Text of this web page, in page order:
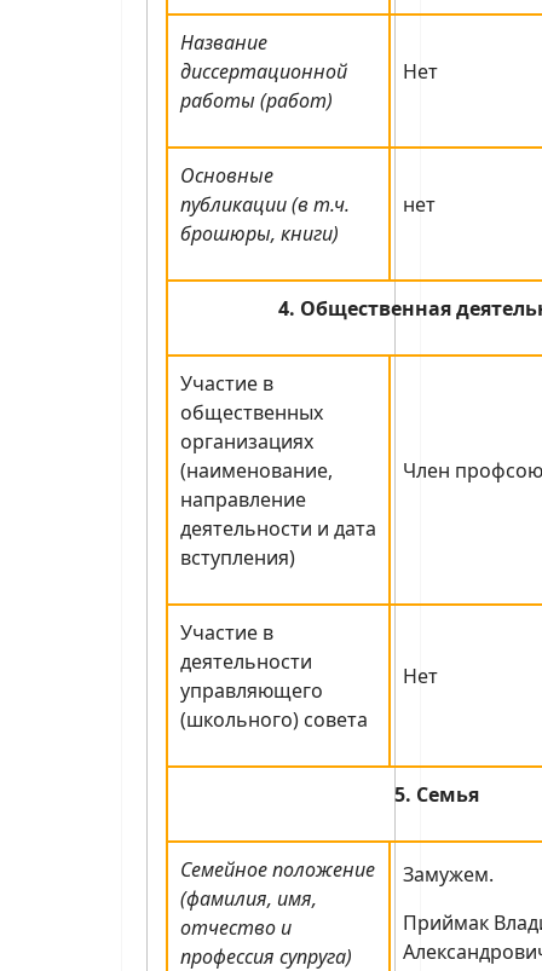
Название
диссертационной
работы (работ)
Нет
Основные
публикации (в т.ч.
брошюры, книги)
нет
4. Общественная
Участие в
общественных
организациях
(наименование,
направление
деятельности и дата
вступления)
Член
Участие в
деятельности
управляющего
(школьного) совета
Нет
5. Семья
Семейное положение
(фамилия, имя,
отчество и
профессия супруга)
Замужем.
Приймак